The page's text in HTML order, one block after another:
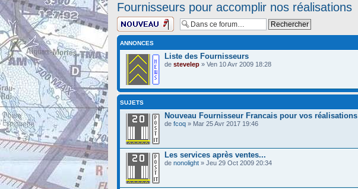
Fournisseurs pour accomplir nos réalisations
Ecrire un nouveau
sujet
ANNONCES
Liste des Fournisseurs
de stevelep » Ven 10 Avr 2009 18:28
SUJETS
Nouveau Fournisseur Francais pour vos réalisations
de fcoq » Mar 25 Avr 2017 19:46
Les services après ventes...
de nonolight » Jeu 29 Oct 2009 20:34